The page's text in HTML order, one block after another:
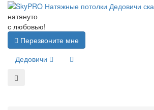
натянуто
с любовью!
Перезвоните мне
Дедовичи